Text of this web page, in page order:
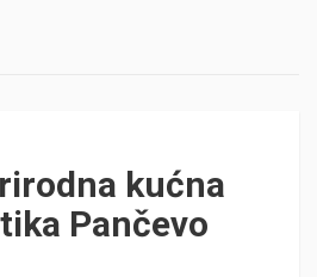
kućna
Pančevo